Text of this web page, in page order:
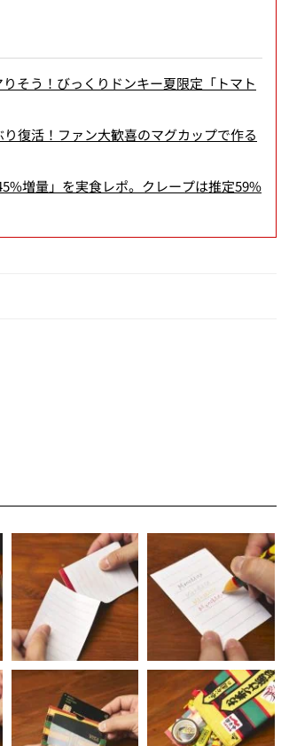
そう！びっくりドンキー夏限定「トマト
復活！ファン大歓喜のマグカップで作る
増量」を実食レポ。クレープは推定59%